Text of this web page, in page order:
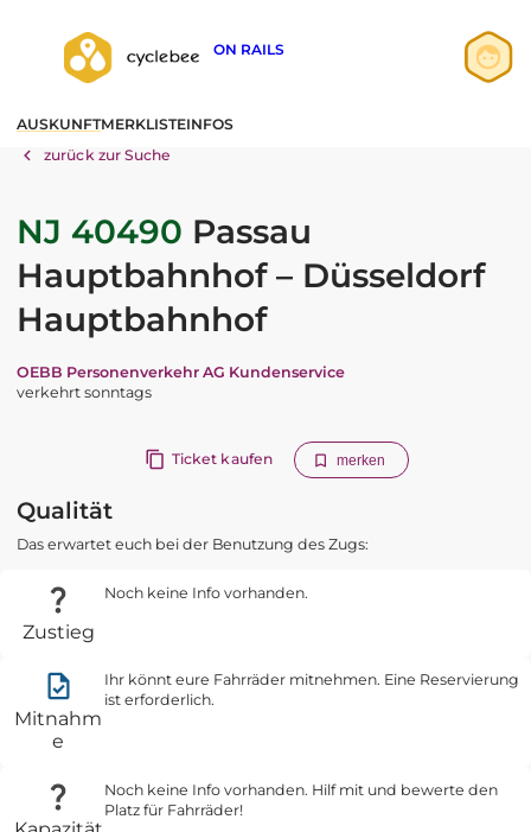
ON RAILS
AUSKUNFTMERKLISTEINFOS
zurück zur Suche
NJ 40490 Passau
Hauptbahnhof – Düsseldorf
Hauptbahnhof
OEBB Personenverkehr AG Kundenservice
verkehrt sonntags
Ticket kaufen merken
Qualität
Das erwartet euch bei der Benutzung des Zugs:
Zustieg
Noch keine Info vorhanden.
Mitnahm
e
Ihr könnt eure Fahrräder mitnehmen. Eine Reservierung
ist erforderlich.
Noch keine Info vorhanden. Hilf mit und bewerte den
Platz für Fahrräder!